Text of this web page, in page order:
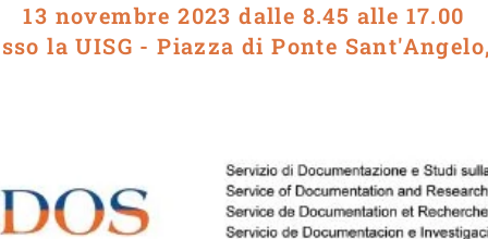
13 novembre 2023 dalle 8.45 alle 17.00
la UISG - Piazza di Ponte